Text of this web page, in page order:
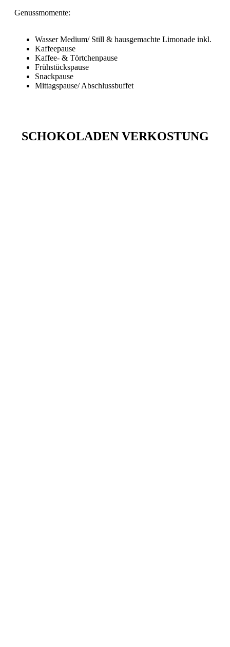
Genussmomente:
Wasser Medium/ Still & hausgemachte Limonade inkl.
Kaffeepause
Kaffee- & Törtchenpause
Frühstückspause
Snackpause
Mittagspause/ Abschlussbuffet
SCHOKOLADEN VERKOSTUNG